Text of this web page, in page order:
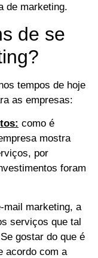
de marketing.
de se
tempos de hoje
as empresas:
como é
mostra
por
foram
mail marketing, a
serviços que tal
gostar do que é
acordo com a